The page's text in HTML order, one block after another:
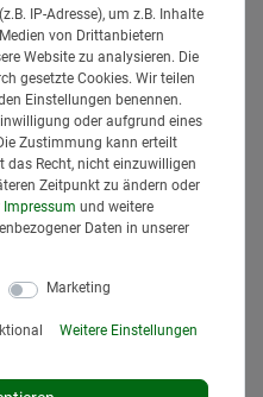
IP-Adresse), um z.B. Inhalte
von Drittanbietern
Website zu analysieren. Die
gesetzte Cookies. Wir teilen
Einstellungen benennen.
oder aufgrund eines
Zustimmung kann erteilt
das Recht, nicht einzuwilligen
Zeitpunkt zu ändern oder
Impressum und weitere
Daten in unserer
Marketing
Weitere Einstellungen